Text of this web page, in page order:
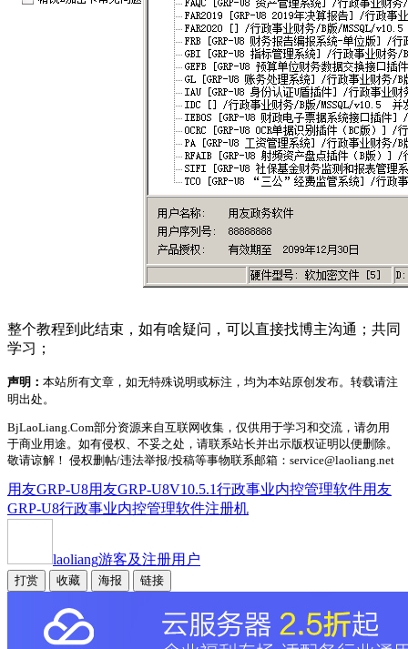
整个教程到此结束，如有啥疑问，可以直接找博主沟通；共同
学习；
声明： 本站所有文章，如无特殊说明或标注，均为本站原创发布。转载请注
明出处。
BjLaoLiang.Com部分资源来自互联网收集，仅供用于学习和交流，请勿用
于商业用途。如有侵权、不妥之处，请联系站长并出示版权证明以便删除。
敬请谅解！ 侵权删帖/违法举报/投稿等事物联系邮箱：service@laoliang.net
用友GRP-U8用友GRP-U8V10.5.1行政事业内控管理软件用友
GRP-U8行政事业内控管理软件注册机
laoliang游客及注册用户
打赏 收藏 海报 链接